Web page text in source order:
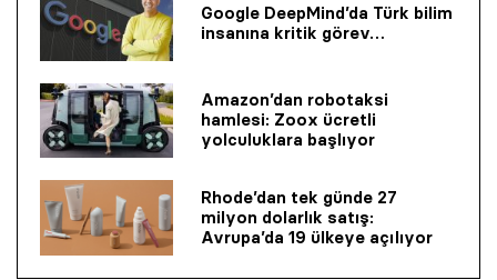
Google DeepMind’da Türk bilim
insanına kritik görev…
Amazon’dan robotaksi
hamlesi: Zoox ücretli
yolculuklara başlıyor
Rhode’dan tek günde 27
milyon dolarlık satış:
Avrupa’da 19 ülkeye açılıyor